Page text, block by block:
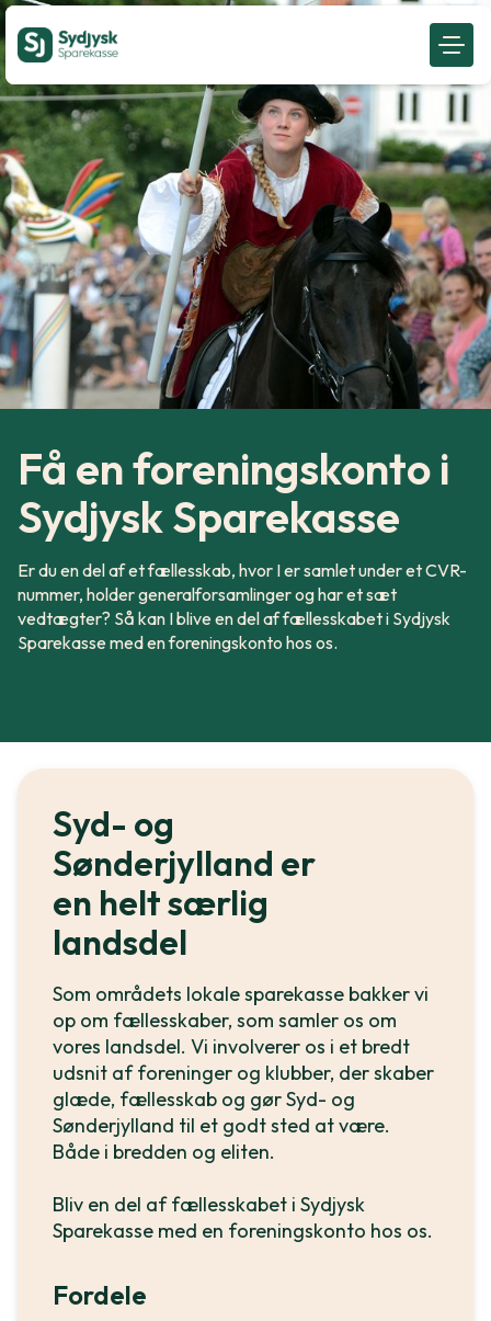
Få en foreningskonto i
Sydjysk Sparekasse
Er du en del af et fællesskab, hvor I er samlet under et CVR-
nummer, holder generalforsamlinger og har et sæt
vedtægter? Så kan I blive en del af fællesskabet i Sydjysk
Sparekasse med en foreningskonto hos os.
Syd- og
Sønderjylland er
en helt særlig
landsdel
Som områdets lokale sparekasse bakker vi
op om fællesskaber, som samler os om
vores landsdel. Vi involverer os i et bredt
udsnit af foreninger og klubber, der skaber
glæde, fællesskab og gør Syd- og
Sønderjylland til et godt sted at være.
Både i bredden og eliten.
Bliv en del af fællesskabet i Sydjysk
Sparekasse med en foreningskonto hos os.
Fordele